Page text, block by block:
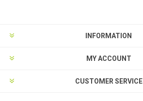
INFORMATION
MY ACCOUNT
CUSTOMER SERVICE